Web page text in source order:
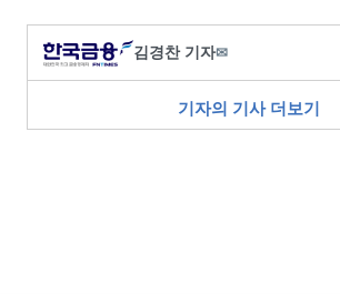
김경찬 기자✉
기자의 기사 더보기